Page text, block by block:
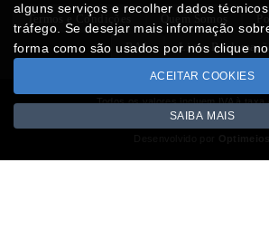
Termos e Condições
RAL Livro
Todos os valores incluem IVA à taxa
Copyright ©
alguns serviços e recolher dados
tráfego. Se desejar mais informação
forma como são usados por nós clique
ACEITAR COOKIES
SAIBA MAIS